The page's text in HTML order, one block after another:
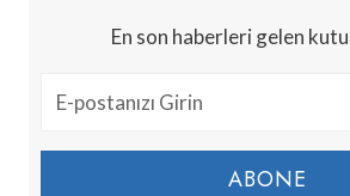
En son haberleri gelen
ABONE